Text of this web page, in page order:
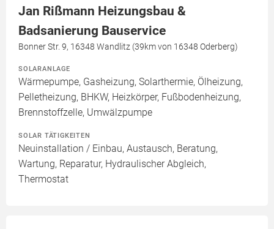
Jan Rißmann Heizungsbau &
Badsanierung Bauservice
Bonner Str. 9, 16348 Wandlitz (39km von 16348 Oderberg)
SOLARANLAGE
Wärmepumpe, Gasheizung, Solarthermie, Ölheizung,
Pelletheizung, BHKW, Heizkörper, Fußbodenheizung,
Brennstoffzelle, Umwälzpumpe
SOLAR TÄTIGKEITEN
Neuinstallation / Einbau, Austausch, Beratung,
Wartung, Reparatur, Hydraulischer Abgleich,
Thermostat